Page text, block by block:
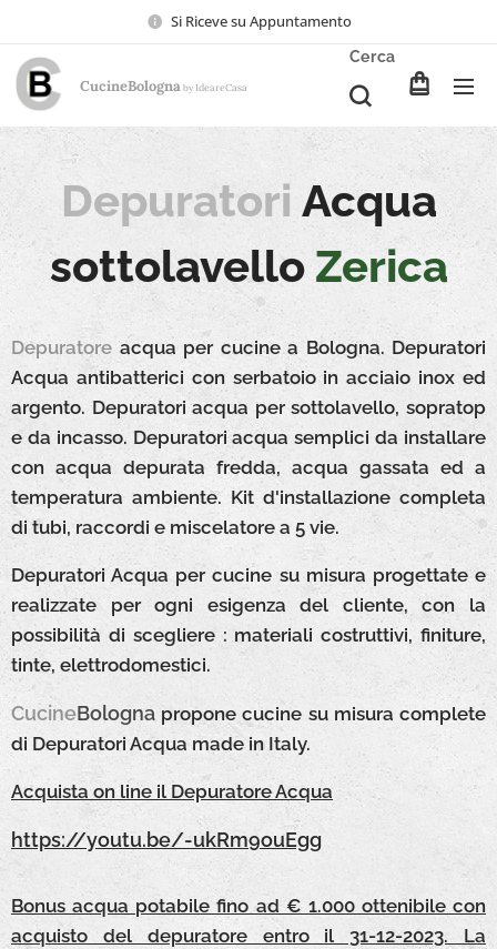
Si Riceve su Appuntamento
CucineBologna by IdeareCasa
Cerca
Depuratori Acqua
sottolavello Zerica
Depuratore acqua per cucine a Bologna. Depuratori
Acqua antibatterici con serbatoio in acciaio inox ed
argento. Depuratori acqua per sottolavello, sopratop
e da incasso. Depuratori acqua semplici da installare
con acqua depurata fredda, acqua gassata ed a
temperatura ambiente. Kit d'installazione completa
di tubi, raccordi e miscelatore a 5 vie.
Depuratori Acqua per cucine su misura progettate e
realizzate per ogni esigenza del cliente, con la
possibilità di scegliere : materiali costruttivi, finiture,
tinte, elettrodomestici.
CucineBologna propone cucine su misura complete
di Depuratori Acqua made in Italy.
Acquista on line il Depuratore Acqua
https://youtu.be/-ukRm9ouEgg
Bonus acqua potabile fino ad € 1.000 ottenibile con
acquisto del depuratore entro il 31-12-2023. La